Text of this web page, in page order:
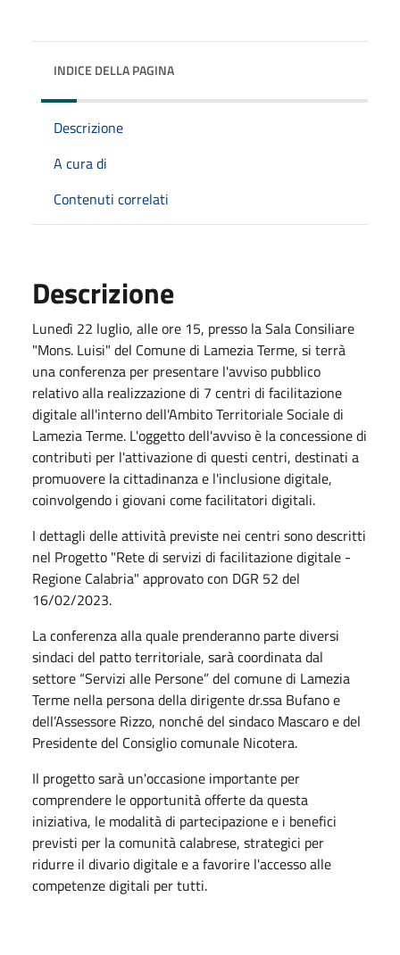
INDICE DELLA PAGINA
Descrizione
A cura di
Contenuti correlati
Descrizione
Lunedì 22 luglio, alle ore 15, presso la Sala Consiliare
"Mons. Luisi" del Comune di Lamezia Terme, si terrà
una conferenza per presentare l'avviso pubblico
relativo alla realizzazione di 7 centri di facilitazione
digitale all'interno dell'Ambito Territoriale Sociale di
Lamezia Terme. L'oggetto dell'avviso è la concessione di
contributi per l'attivazione di questi centri, destinati a
promuovere la cittadinanza e l'inclusione digitale,
coinvolgendo i giovani come facilitatori digitali.
I dettagli delle attività previste nei centri sono descritti
nel Progetto "Rete di servizi di facilitazione digitale -
Regione Calabria" approvato con DGR 52 del
16/02/2023.
La conferenza alla quale prenderanno parte diversi
sindaci del patto territoriale, sarà coordinata dal
settore “Servizi alle Persone” del comune di Lamezia
Terme nella persona della dirigente dr.ssa Bufano e
dell’Assessore Rizzo, nonché del sindaco Mascaro e del
Presidente del Consiglio comunale Nicotera.
Il progetto sarà un'occasione importante per
comprendere le opportunità offerte da questa
iniziativa, le modalità di partecipazione e i benefici
previsti per la comunità calabrese, strategici per
ridurre il divario digitale e a favorire l'accesso alle
competenze digitali per tutti.